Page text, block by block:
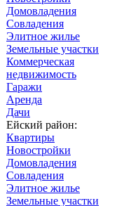
Домовладения
Совладения
Элитное жилье
Земельные участки
Коммерческая
недвижимость
Гаражи
Аренда
Дачи
Ейский район:
Квартиры
Новостройки
Домовладения
Совладения
Элитное жилье
Земельные участки